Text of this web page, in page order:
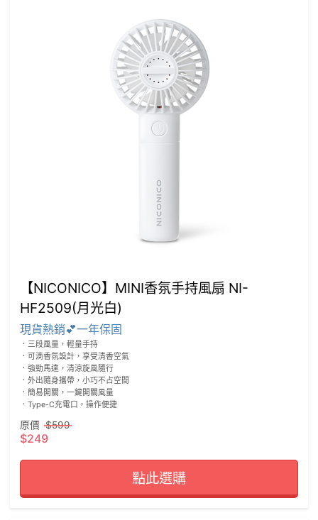
【NICONICO】MINI香氛手持風扇 NI-
HF2509(月光白)
現貨熱銷💕一年保固
．三段風量，輕量手持
．可滴香氛設計，享受清香空氣
．強勁馬達，清涼旋風隨行
．外出隨身攜帶，小巧不占空間
．簡易開關，一鍵開關風量
原價 $599
$249
點此選購